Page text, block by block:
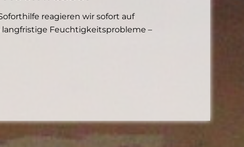
reagieren wir sofort auf
Feuchtigkeitsprobleme –